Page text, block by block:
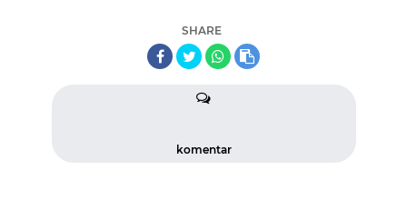
SHARE
komentar